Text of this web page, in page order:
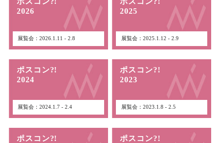
2026
展覧会：2026.1.11 - 2.8
2025
展覧会：2025.1.12 - 2.9
ポスコン?!
2024
展覧会：2024.1.7 - 2.4
ポスコン?!
2023
展覧会：2023.1.8 - 2.5
ポスコン?!
ポスコン?!